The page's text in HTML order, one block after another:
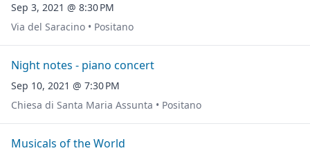
Sep 3, 2021 @ 8:30 PM
Via del Saracino • Positano
Night notes - piano concert
Sep 10, 2021 @ 7:30 PM
Chiesa di Santa Maria Assunta • Positano
Musicals of the World